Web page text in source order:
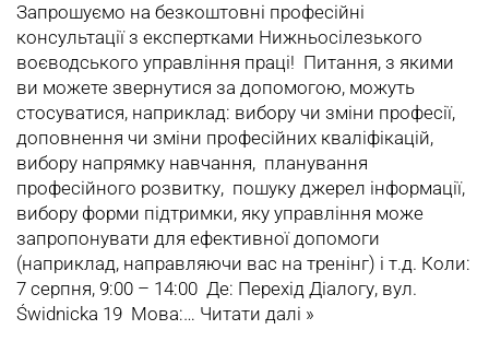
Запрошуємо на безкоштовні професійні
консультації з експертками Нижньосілезького
воєводського управління праці! Питання, з якими
ви можете звернутися за допомогою, можуть
стосуватися, наприклад: вибору чи зміни професії,
доповнення чи зміни професійних кваліфікацій,
вибору напрямку навчання, планування
професійного розвитку, пошуку джерел інформації,
вибору форми підтримки, яку управління може
запропонувати для ефективної допомоги
(наприклад, направляючи вас на тренінг) і т.д. Коли:
7 серпня, 9:00 – 14:00 Де: Перехід Діалогу, вул.
Świdnicka 19 Мова:… Читати далі »